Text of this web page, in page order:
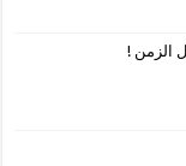
الزمن !